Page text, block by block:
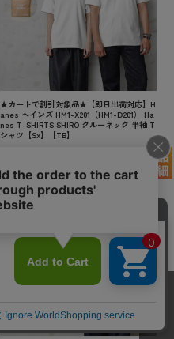
★カートで割引対象品★【即日出荷対応】H
anes ヘインズ HM1-X201（HM1-D201） Ha
nes T-SHIRTS SHIRO クルーネック 半袖 T
シャツ【Sx】【TB】
(税込)